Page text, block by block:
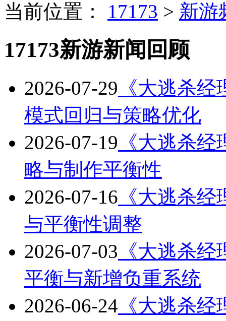
当前位置： 17173 > 新游
17173新游新闻回顾
2026-07-29 《大逃杀
模式回归与策略优化
2026-07-19 《大逃杀
略与制作平衡性
2026-07-16 《大逃杀
与平衡性调整
2026-07-03 《大逃杀
平衡与新增负重系统
2026-06-24 《大逃杀